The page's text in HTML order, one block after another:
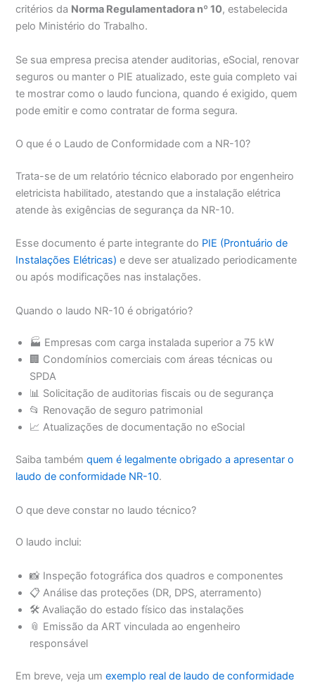
critérios da Norma Regulamentadora nº 10, estabelecida
pelo Ministério do Trabalho.
Se sua empresa precisa atender auditorias, eSocial, renovar
seguros ou manter o PIE atualizado, este guia completo vai
te mostrar como o laudo funciona, quando é exigido, quem
pode emitir e como contratar de forma segura.
O que é o Laudo de Conformidade com a NR-10?
Trata-se de um relatório técnico elaborado por engenheiro
eletricista habilitado, atestando que a instalação elétrica
atende às exigências de segurança da NR-10.
Esse documento é parte integrante do PIE (Prontuário de
Instalações Elétricas) e deve ser atualizado periodicamente
ou após modificações nas instalações.
Quando o laudo NR-10 é obrigatório?
🏭 Empresas com carga instalada superior a 75 kW
🏢 Condomínios comerciais com áreas técnicas ou
SPDA
📊 Solicitação de auditorias fiscais ou de segurança
📂 Renovação de seguro patrimonial
📈 Atualizações de documentação no eSocial
Saiba tambémquem é legalmente obrigado a apresentar o
laudo de conformidade NR-10.
O que deve constar no laudo técnico?
O laudo inclui:
📸 Inspeção fotográfica dos quadros e componentes
📋 Análise das proteções (DR, DPS, aterramento)
🛠️ Avaliação do estado físico das instalações
📎 Emissão da ART vinculada ao engenheiro
responsável
Em breve, veja umexemplo real de laudo de conformidade